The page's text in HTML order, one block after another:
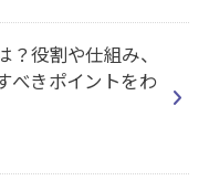
役割や仕組み、
べきポイントをわ